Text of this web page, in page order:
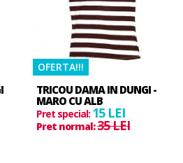
OFERTA!!!
TRICOU DAMA IN DUNGI -
MARO CU ALB
Pret special: 15 LEI
Pret normal:35 LEI